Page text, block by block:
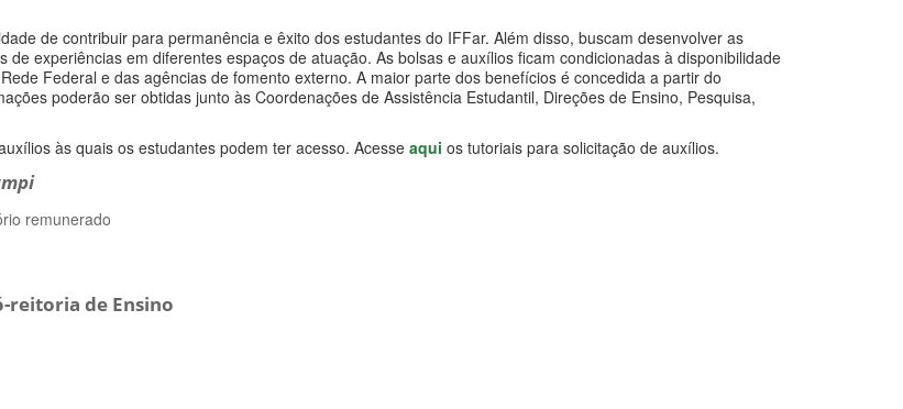
de contribuir para permanência e êxito dos estudantes do IFFar. Além disso, buscam desenvolver as
de experiências em diferentes espaços de atuação. As bolsas e auxílios ficam condicionadas à disponibilidade
Federal e das agências de fomento externo. A maior parte dos benefícios é concedida a partir do
poderão ser obtidas junto às Coordenações de Assistência Estudantil, Direções de Ensino, Pesquisa,
às quais os estudantes podem ter acesso. Acesse aqui os tutoriais para solicitação de auxílios.
remunerado
reitoria de Ensino